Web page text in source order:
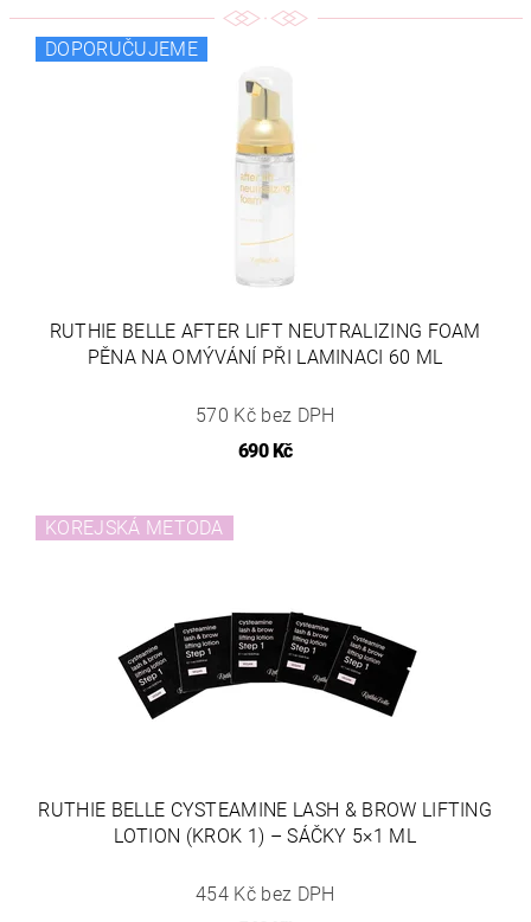
DOPORUČUJEME
RUTHIE BELLE AFTER LIFT NEUTRALIZING FOAM
PĚNA NA OMÝVÁNÍ PŘI LAMINACI 60 ML
570 Kč bez DPH
690 Kč
KOREJSKÁ METODA
RUTHIE BELLE CYSTEAMINE LASH & BROW LIFTING
LOTION (KROK 1) – SÁČKY 5×1 ML
454 Kč bez DPH